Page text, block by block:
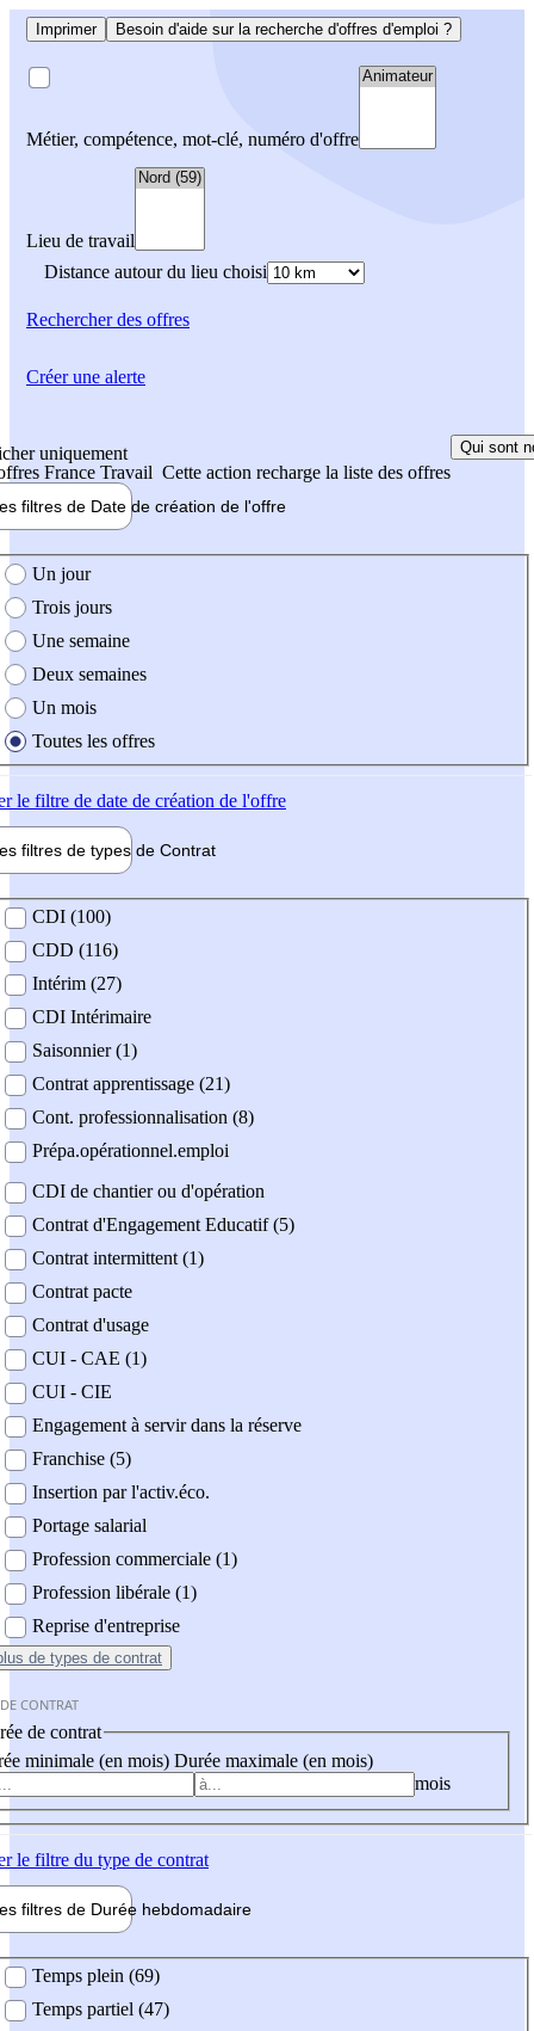
Imprimer Besoin d'aide sur la recherche d'offres d'emploi ?
Métier, compétence, mot-clé, numéro d'offre
Lieu de travail
Distance autour du lieu choisi
Rechercherdes offres
uniquement
France Travail Cette action recharge la liste des offres
Qui sont
filtres de Date de création de l'offre
création de l'offre
Un jour
Trois jours
Une semaine
Deux semaines
Un mois
Toutes les offres
le filtre de date de création de l'offre
filtres de types de Contrat
contrat
CDI (100)
CDD (116)
Intérim (27)
CDI Intérimaire
Saisonnier (1)
Contrat apprentissage (21)
Cont. professionnalisation (8)
Prépa.opérationnel.emploi
CDI de chantier ou d'opération
Contrat d'Engagement Educatif (5)
Contrat intermittent (1)
Contrat pacte
Contrat d'usage
CUI - CAE (1)
CUI - CIE
Engagement à servir dans la réserve
Franchise (5)
Insertion par l'activ.éco.
Portage salarial
Profession commerciale (1)
Profession libérale (1)
Reprise d'entreprise
de types de contrat
CONTRAT
de contrat
minimale (en mois) Durée maximale (en mois)
mois
le filtre du type de contrat
filtres de Durée hebdomadaire
Temps plein (69)
Temps partiel (47)
Créer une alerte